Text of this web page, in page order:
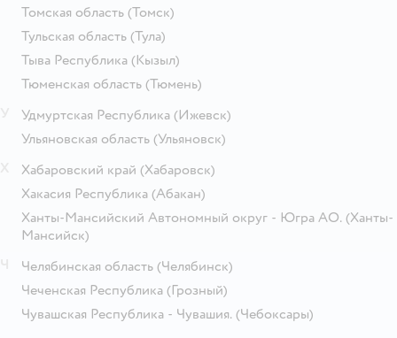
Томская область (Томск)
Тульская область (Тула)
Тыва Республика (Кызыл)
Тюменская область (Тюмень)
Удмуртская Республика (Ижевск)
Ульяновская область (Ульяновск)
Хабаровский край (Хабаровск)
Хакасия Республика (Абакан)
Ханты-Мансийский Автономный округ - Югра АО. (Ханты-
Мансийск)
Челябинская область (Челябинск)
Чеченская Республика (Грозный)
Чувашская Республика - Чувашия. (Чебоксары)